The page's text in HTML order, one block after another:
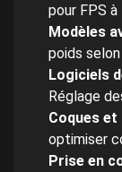
pour FPS
Modèles
poids
Logiciels
Réglage
Coques
optimiser
Prise en